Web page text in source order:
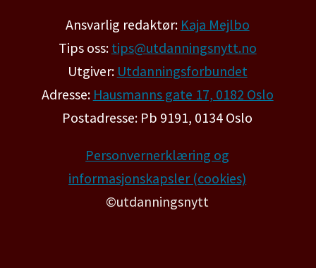
Ansvarlig redaktør: Kaja Mejlbo
Tips oss: tips@utdanningsnytt.no
Utgiver: Utdanningsforbundet
Adresse: Hausmanns gate 17, 0182 Oslo
Postadresse: Pb 9191, 0134 Oslo
Personvernerklæring og
informasjonskapsler (cookies)
©utdanningsnytt